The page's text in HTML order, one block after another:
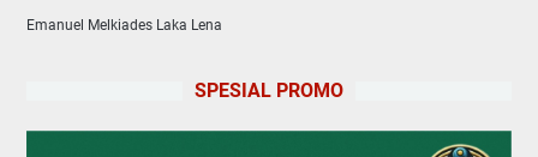
Emanuel Melkiades Laka Lena
SPESIAL PROMO